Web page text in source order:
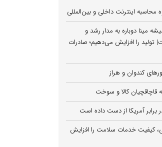
محاسبه اینترنت داخلی و بین‌المللی
مینا دوباره به مدار رشد و
تولید را افزایش می‌دهیم؛ صادرات
کندوان و هراز
قاچاقچیان کالا و سوخت
برابر آمریکا از دست داده است
کیفیت خدمات سلامت را افزایش